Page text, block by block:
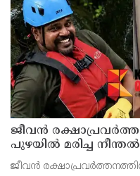
ജീവൻ
പുഴയിൽ മരിച്ച
മൃതദേഹത്തോട്
നടപടിയെന്ന് കളക്ടർ
ജീവൻ